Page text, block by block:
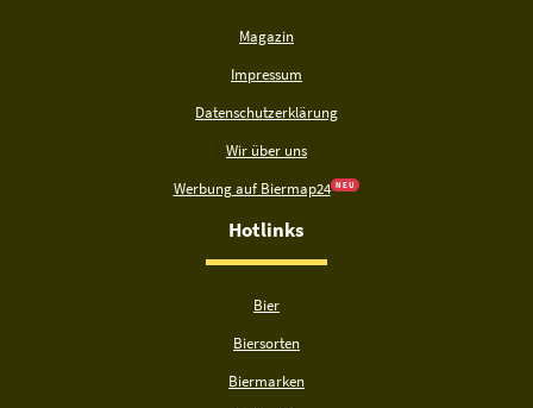
Magazin
Impressum
Datenschutzerklärung
Wir über uns
Werbung auf Biermap24 N E U
Hotlinks
Bier
Biersorten
Biermarken